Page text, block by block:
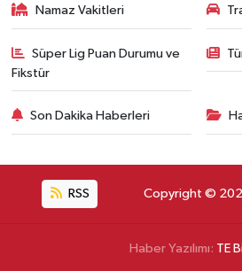
Namaz Vakitleri
Süper Lig Puan Durumu ve
Fikstür
Son Dakika Haberleri
RSS Copyright ©
Haber Yazılımı: TE